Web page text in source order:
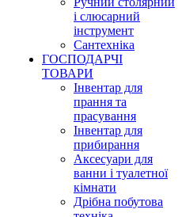
і слюсарний
інструмент
Сантехніка
ГОСПОДАРЧІ
ТОВАРИ
Інвентар для
прання та
прасування
Інвентар для
прибирання
Аксесуари для
ванни і туалетної
кімнати
Дрібна побутова